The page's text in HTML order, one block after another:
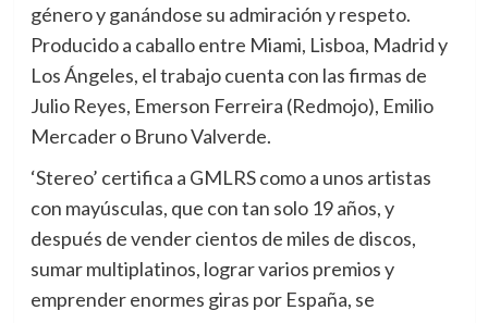
género y ganándose su admiración y respeto.
Producido a caballo entre Miami, Lisboa, Madrid y
Los Ángeles, el trabajo cuenta con las firmas de
Julio Reyes, Emerson Ferreira (Redmojo), Emilio
Mercader o Bruno Valverde.
‘Stereo’ certifica a GMLRS como a unos artistas
con mayúsculas, que con tan solo 19 años, y
después de vender cientos de miles de discos,
sumar multiplatinos, lograr varios premios y
emprender enormes giras por España, se